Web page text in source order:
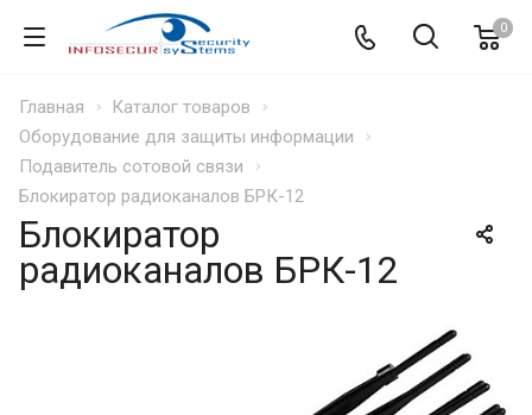
0
Главная
Каталог товаров
Оборудование для защиты информации
Подавитель сотовой связи
Блокиратор радиоканалов БРК-12
Блокиратор
радиоканалов БРК-12